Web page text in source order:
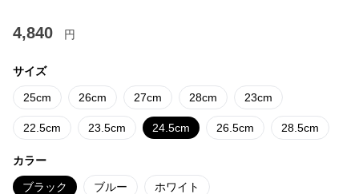
4,840 円
サイズ
25cm 26cm 27cm 28cm 23cm
22.5cm 23.5cm 24.5cm 26.5cm 28.5cm
カラー
ブラック ブルー ホワイト